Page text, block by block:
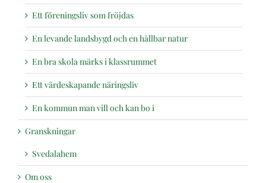
Ett föreningsliv som fröjdas
En levande landsbygd och en hållbar natur
En bra skola märks i klassrummet
Ett värdeskapande näringsliv
En kommun man vill och kan bo i
Granskningar
Svedalahem
Om oss